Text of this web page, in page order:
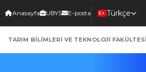
Anasayfa UBYS E-posta Türkçe
TARIM BİLİMLERİ VE TEKNOLOJİ FAKÜLTESİ